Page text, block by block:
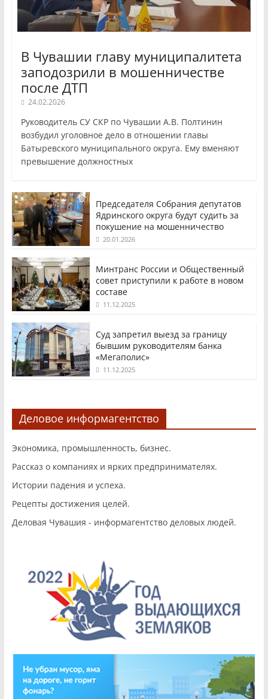
В Чувашии главу муниципалитета
заподозрили в мошенничестве
после ДТП
24.02.2026
Руководитель СУ СКР по Чувашии А.В. Полтинин
возбудил уголовное дело в отношении главы
Батыревского муниципального округа. Ему вменяют
превышение должностных
Председателя Собрания депутатов
Ядринского округа будут судить за
покушение на мошенничество
20.01.2026
Минтранс России и Общественный
совет приступили к работе в новом
составе
11.12.2025
Суд запретил выезд за границу
бывшим руководителям банка
«Мегаполис»
11.12.2025
Деловое информагентство
Экономика, промышленность, бизнес.
Рассказ о компаниях и ярких предпринимателях.
Истории падения и успеха.
Рецепты достижения целей.
Деловая Чувашия - информагентство деловых людей.